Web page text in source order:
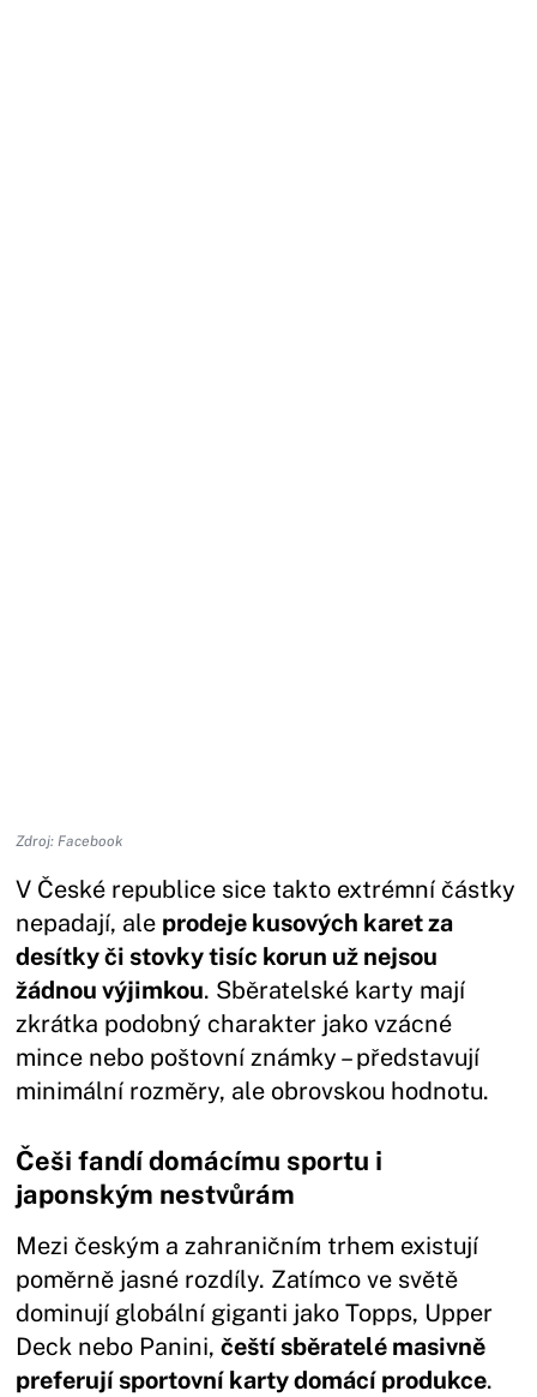
Zdroj: Facebook
V České republice sice takto extrémní částky
nepadají, ale prodeje kusových karet za
desítky či stovky tisíc korun už nejsou
žádnou výjimkou. Sběratelské karty mají
zkrátka podobný charakter jako vzácné
mince nebo poštovní známky – představují
minimální rozměry, ale obrovskou hodnotu.
Češi fandí domácímu sportu i
japonským nestvůrám
Mezi českým a zahraničním trhem existují
poměrně jasné rozdíly. Zatímco ve světě
dominují globální giganti jako Topps, Upper
Deck nebo Panini,čeští sběratelé masivně
preferují sportovní karty domácí produkce.